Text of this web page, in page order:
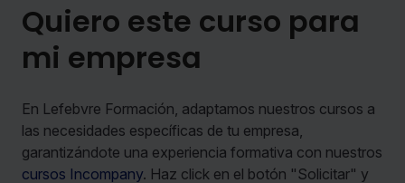
Quiero este curso para
mi empresa
En Lefebvre Formación, adaptamos nuestros cursos a
las necesidades específicas de tu empresa,
garantizándote una experiencia formativa con nuestros
cursos Incompany. Haz click en el botón "Solicitar" y